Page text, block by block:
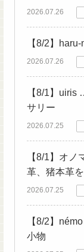
2026.07.26
【8/2】
2026.07.26
【8/1】uiris
サリー
2026.07.25
【8/1】オ
革、猪本革
2026.07.25
【8/2】
小物